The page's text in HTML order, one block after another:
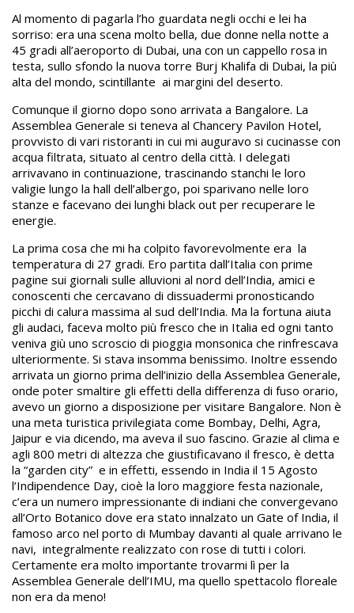
Al momento di pagarla l’ho guardata negli occhi e lei ha
sorriso: era una scena molto bella, due donne nella notte a
45 gradi all’aeroporto di Dubai, una con un cappello rosa in
testa, sullo sfondo la nuova torre Burj Khalifa di Dubai, la più
alta del mondo, scintillante ai margini del deserto.
Comunque il giorno dopo sono arrivata a Bangalore. La
Assemblea Generale si teneva al Chancery Pavilon Hotel,
provvisto di vari ristoranti in cui mi auguravo si cucinasse con
acqua filtrata, situato al centro della città. I delegati
arrivavano in continuazione, trascinando stanchi le loro
valigie lungo la hall dell’albergo, poi sparivano nelle loro
stanze e facevano dei lunghi black out per recuperare le
energie.
La prima cosa che mi ha colpito favorevolmente era la
temperatura di 27 gradi. Ero partita dall’Italia con prime
pagine sui giornali sulle alluvioni al nord dell’India, amici e
conoscenti che cercavano di dissuadermi pronosticando
picchi di calura massima al sud dell’India. Ma la fortuna aiuta
gli audaci, faceva molto più fresco che in Italia ed ogni tanto
veniva giù uno scroscio di pioggia monsonica che rinfrescava
ulteriormente. Si stava insomma benissimo. Inoltre essendo
arrivata un giorno prima dell’inizio della Assemblea Generale,
onde poter smaltire gli effetti della differenza di fuso orario,
avevo un giorno a disposizione per visitare Bangalore. Non è
una meta turistica privilegiata come Bombay, Delhi, Agra,
Jaipur e via dicendo, ma aveva il suo fascino. Grazie al clima e
agli 800 metri di altezza che giustificavano il fresco, è detta
la “garden city” e in effetti, essendo in India il 15 Agosto
l’Indipendence Day, cioè la loro maggiore festa nazionale,
c’era un numero impressionante di indiani che convergevano
all’Orto Botanico dove era stato innalzato un Gate of India, il
famoso arco nel porto di Mumbay davanti al quale arrivano le
navi, integralmente realizzato con rose di tutti i colori.
Certamente era molto importante trovarmi lì per la
Assemblea Generale dell’IMU, ma quello spettacolo floreale
non era da meno!